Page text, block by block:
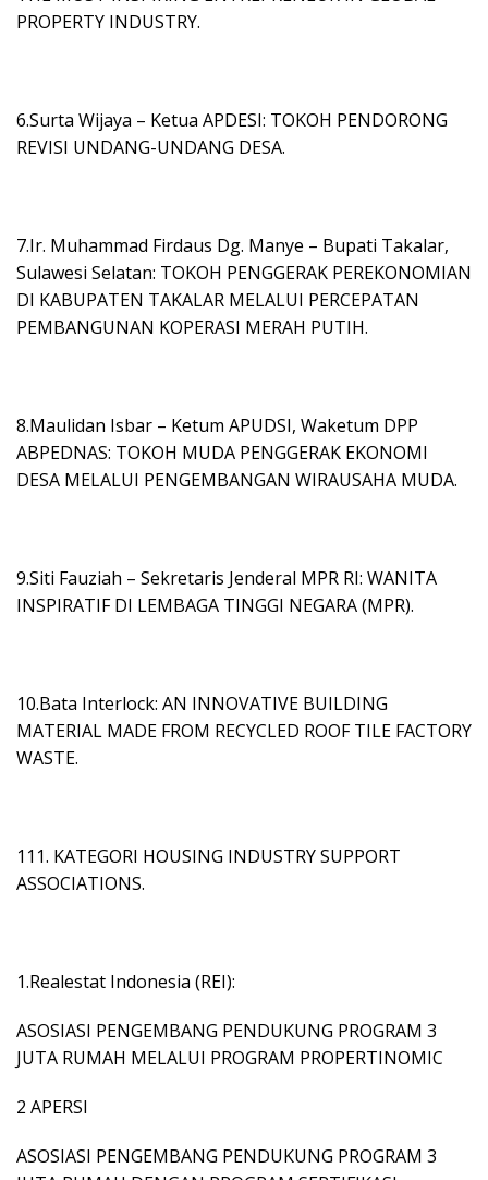
PROPERTY INDUSTRY.
6.Surta Wijaya – Ketua APDESI: TOKOH PENDORONG
REVISI UNDANG-UNDANG DESA.
7.Ir. Muhammad Firdaus Dg. Manye – Bupati Takalar,
Sulawesi Selatan: TOKOH PENGGERAK PEREKONOMIAN
DI KABUPATEN TAKALAR MELALUI PERCEPATAN
PEMBANGUNAN KOPERASI MERAH PUTIH.
8.Maulidan Isbar – Ketum APUDSI, Waketum DPP
ABPEDNAS: TOKOH MUDA PENGGERAK EKONOMI
DESA MELALUI PENGEMBANGAN WIRAUSAHA MUDA.
9.Siti Fauziah – Sekretaris Jenderal MPR RI: WANITA
INSPIRATIF DI LEMBAGA TINGGI NEGARA (MPR).
10.Bata Interlock: AN INNOVATIVE BUILDING
MATERIAL MADE FROM RECYCLED ROOF TILE FACTORY
WASTE.
111. KATEGORI HOUSING INDUSTRY SUPPORT
ASSOCIATIONS.
1.Realestat Indonesia (REI):
ASOSIASI PENGEMBANG PENDUKUNG PROGRAM 3
JUTA RUMAH MELALUI PROGRAM PROPERTINOMIC
2 APERSI
ASOSIASI PENGEMBANG PENDUKUNG PROGRAM 3